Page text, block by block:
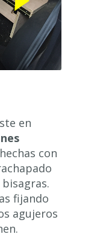
en
con
fijando
agujeros